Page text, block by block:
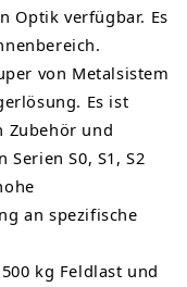
Optik verfügbar. Es
von Metalsistem
Es ist
Zubehör und
S0, S1, S2
an spezifische
kg Feldlast und